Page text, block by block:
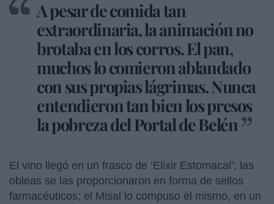
A pesar de comida tan
extraordinaria, la animación no
brotaba en los corros. El pan,
muchos lo comieron ablandado
con sus propias lágrimas. Nunca
entendieron tan bien los presos
la pobreza del Portal de Belén
El vino llegó en un frasco de ‘Elixir Estomacal’; las
obleas se las proporcionaron en forma de sellos
farmacéuticos; el Misal lo compuso él mismo, en un